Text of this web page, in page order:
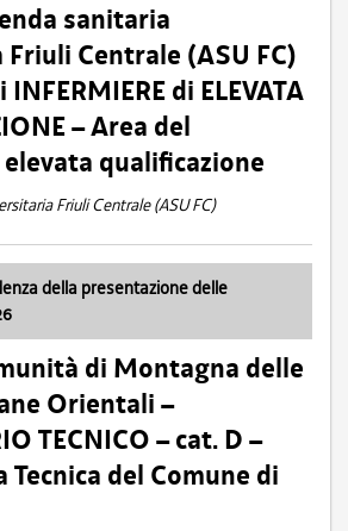
sanitaria
Centrale (ASU FC)
di ELEVATA
– Area del
qualificazione
Friuli Centrale (ASU FC)
della presentazione delle
di Montagna delle
Orientali –
TECNICO – cat. D –
Tecnica del Comune di